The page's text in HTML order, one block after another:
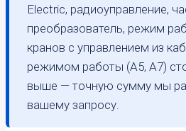
Electric, радиоуправление,
преобразователь, режим
кранов с управлением из
режимом работы (А5, А7)
выше — точную сумму мы
вашему запросу.